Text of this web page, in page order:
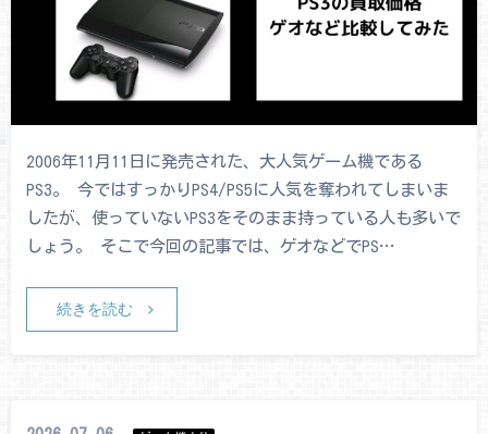
2006年11月11日に発売された、大人気ゲーム機である
PS3。 今ではすっかりPS4/PS5に人気を奪われてしまいま
したが、使っていないPS3をそのまま持っている人も多いで
しょう。 そこで今回の記事では、ゲオなどでPS…
続きを読む